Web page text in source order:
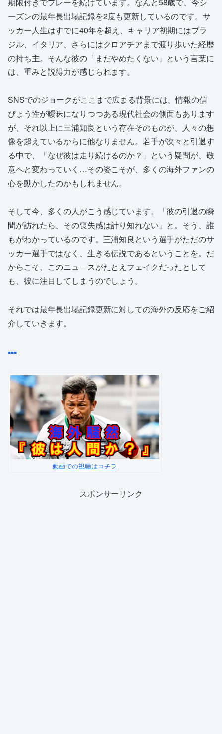
ーズンの最年長出場記録を2度も更新しているのです。サ
ッカー人生はすでに40年を超え、キャリア初期にはブラ
ジル、イタリア、さらにはクロアチアまで渡り歩いた経歴
の持ち主。そんな彼の「まだやめたくない」という言葉に
は、重みと説得力が感じられます。
SNSでのジョークがここまで広まる背景には、情報の信
ぴょう性が曖昧になりつつある現代社会の側面もあります
が、それ以上に三浦知良という存在そのものが、人々の想
像を超えているからに他なりません。若手が次々と引退す
る中で、「なぜ彼は走り続けるのか？」という疑問が、敬
意へと変わっていく…その姿こそが、多くの海外ファンの
心を動かしたのかもしれません。
そして今、多くの人がこう感じています。「彼の引退の瞬
間が訪れたら、その喪失感は計り知れない」と。そう、誰
もがわかっているのです。三浦知良という選手がただのサ
ッカー選手ではなく、生きる伝説であるということを。だ
からこそ、このニュースがたとえフェイクだったとして
も、彼に注目してしまうのでしょう。
それでは最年長出場記録更新に対しての海外の反応をご紹
介していきます。
■■■
動画での視聴はコチラ
スポンサーリンク